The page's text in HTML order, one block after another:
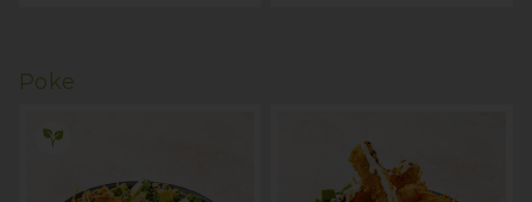
Poke